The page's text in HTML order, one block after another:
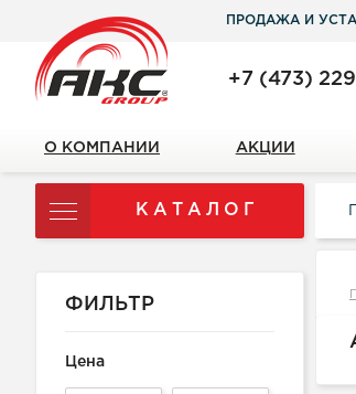
ПРОДАЖА И
+7 (473)
О КОМПАНИИ АКЦИИ
КАТАЛОГ
ФИЛЬТР
Цена